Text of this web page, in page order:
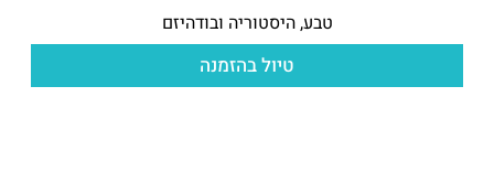
טבע, היסטוריה ובודהיזם
טיול בהזמנה